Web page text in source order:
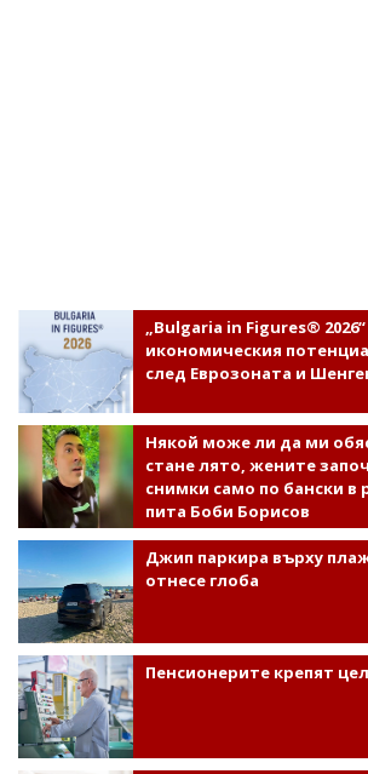
„Bulgaria in Figures®
икономическия
след Еврозоната и
Някой може ли да ми
стане лято, жените
снимки само по бански в
пита Боби Борисов
Джип паркира върху
отнесе глоба
Пенсионерите крепят